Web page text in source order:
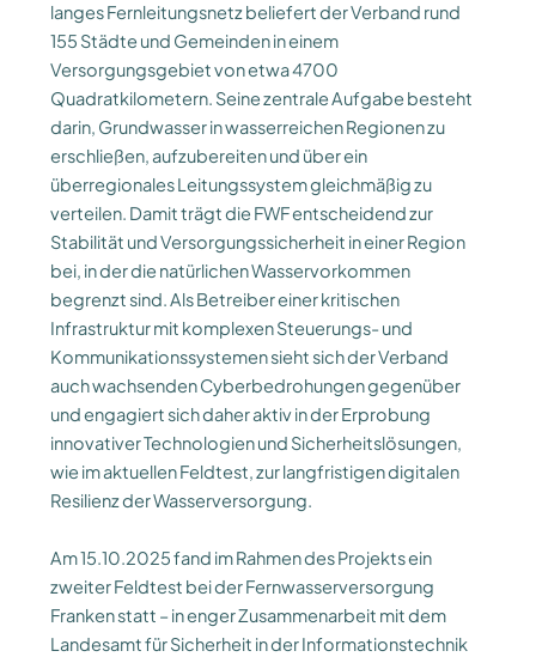
langes Fernleitungsnetz beliefert der Verband rund
155 Städte und Gemeinden in einem
Versorgungsgebiet von etwa 4700
Quadratkilometern. Seine zentrale Aufgabe besteht
darin, Grundwasser in wasserreichen Regionen zu
erschließen, aufzubereiten und über ein
überregionales Leitungssystem gleichmäßig zu
verteilen. Damit trägt die FWF entscheidend zur
Stabilität und Versorgungssicherheit in einer Region
bei, in der die natürlichen Wasservorkommen
begrenzt sind. Als Betreiber einer kritischen
Infrastruktur mit komplexen Steuerungs- und
Kommunikationssystemen sieht sich der Verband
auch wachsenden Cyberbedrohungen gegenüber
und engagiert sich daher aktiv in der Erprobung
innovativer Technologien und Sicherheitslösungen,
wie im aktuellen Feldtest, zur langfristigen digitalen
Resilienz der Wasserversorgung.
Am 15.10.2025 fand im Rahmen des Projekts ein
zweiter Feldtest bei der Fernwasserversorgung
Franken statt – in enger Zusammenarbeit mit dem
Landesamt für Sicherheit in der Informationstechnik